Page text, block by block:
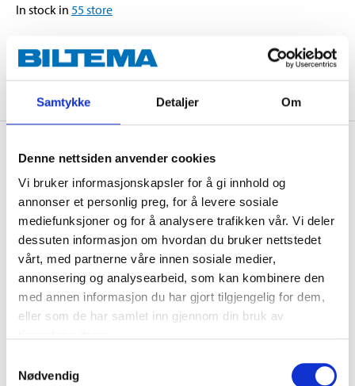
Samtykke Detaljer Om
Denne nettsiden anvender cookies
Vi bruker informasjonskapsler for å gi innhold og
annonser et personlig preg, for å levere sosiale
mediefunksjoner og for å analysere trafikken vår. Vi deler
dessuten informasjon om hvordan du bruker nettstedet
vårt, med partnerne våre innen sosiale medier,
annonsering og analysearbeid, som kan kombinere den
med annen informasjon du har gjort tilgjengelig for dem,
eller som de har samlet inn gjennom din bruk av
Nødvendig
In stock in 55store
Description
Keep your hands warm with this warm, protective ice
scraper glove.
Technical specifications
Width